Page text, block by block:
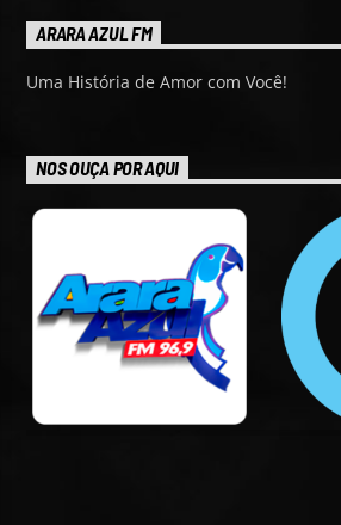
ARARA AZUL FM
Uma História de Amor com Você!
NOS OUÇA POR AQUI